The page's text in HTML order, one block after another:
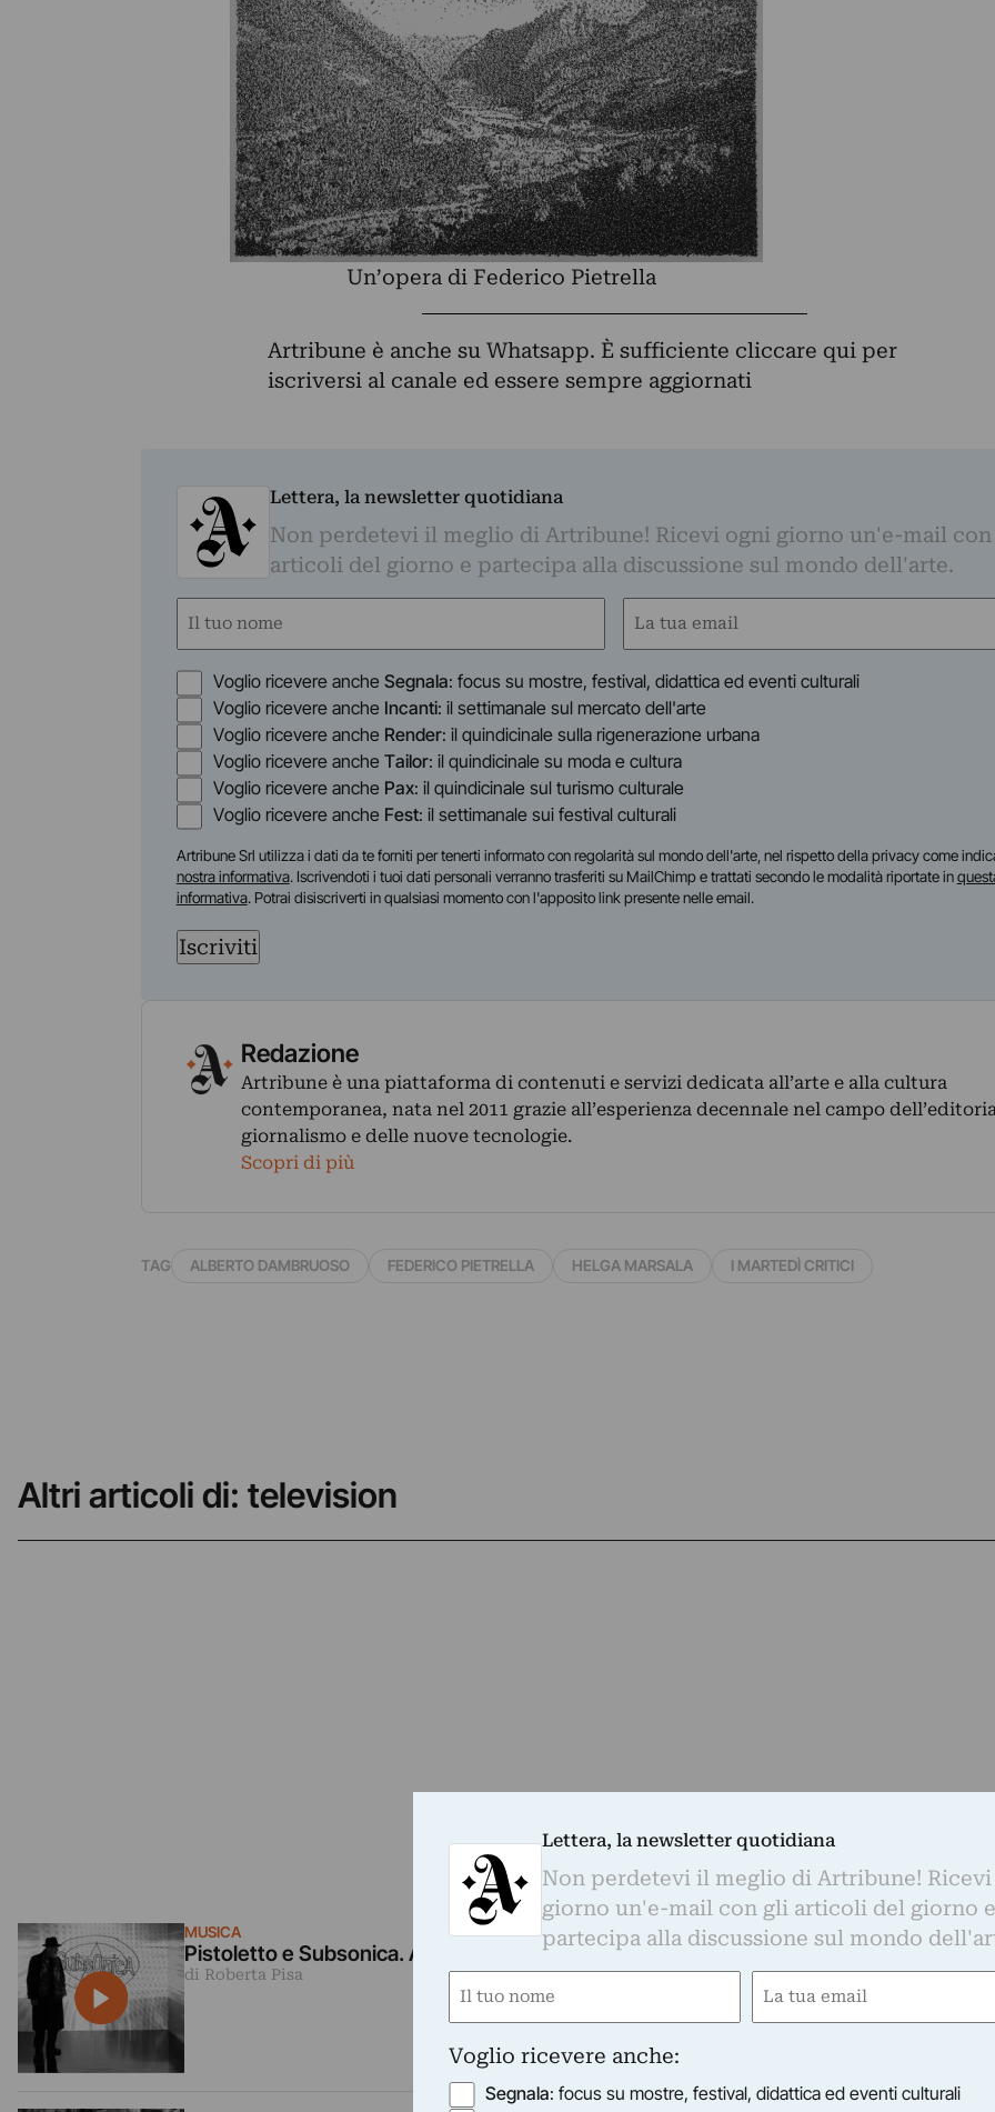
Un’opera di Federico Pietrella
Artribune è anche su Whatsapp. È sufficiente cliccare qui per
iscriversi al canale ed essere sempre aggiornati
Lettera, la newsletter quotidiana
Non perdetevi il meglio di Artribune! Ricevi ogni giorno un'e-mail
articoli del giorno e partecipa alla discussione sul mondo dell'arte.
Nome
Nome
Email
Opzioni
Voglio ricevere anche Segnala: focus su mostre, festival, didattica ed eventi culturali
Voglio ricevere anche Incanti: il settimanale sul mercato dell'arte
Voglio ricevere anche Render: il quindicinale sulla rigenerazione urbana
Voglio ricevere anche Tailor: il quindicinale su moda e cultura
Voglio ricevere anche Pax: il quindicinale sul turismo culturale
Voglio ricevere anche Fest: il settimanale sui festival culturali
Artribune Srl utilizza i dati da te forniti per tenerti informato con regolarità sul mondo dell'arte, nel rispetto della privacy come
nostra informativa. Iscrivendoti i tuoi dati personali verranno trasferiti su MailChimp e trattati secondo le modalità riportate in
informativa. Potrai disiscriverti in qualsiasi momento con l'apposito link presente nelle email.
Iscriviti
Redazione
Artribune è una piattaforma di contenuti e servizi dedicata all’arte e alla cultura
contemporanea, nata nel 2011 grazie all’esperienza decennale nel campo
giornalismo e delle nuove tecnologie.
Scopri di più
TAG ALBERTO DAMBRUOSO FEDERICO PIETRELLA HELGA MARSALA I MARTEDÌ CRITICI
Altri articoli di: television
MUSICA
Pistoletto e Subsonica. Arte e musica salgono sul palco a Roma
di Roberta Pisa
Lettera, la newsletter quotidiana
Non perdetevi il meglio di Artribune! Ricevi
giorno un'e-mail con gli articoli del giorno e
partecipa alla discussione sul mondo
Nome
Email
Voglio ricevere anche:
Segnala: focus su mostre, festival, didattica ed eventi culturali